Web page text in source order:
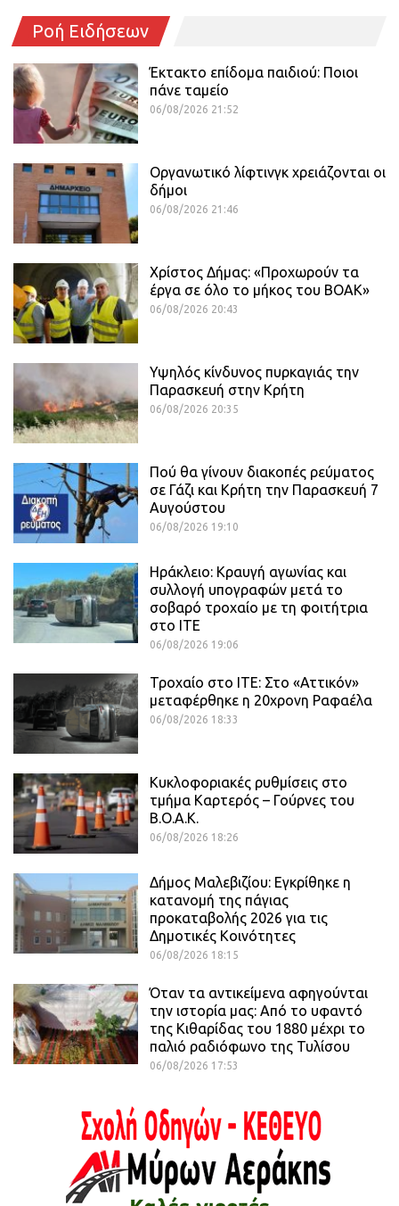
Ροή Ειδήσεων
Έκτακτο επίδομα παιδιού: Ποιοι
πάνε ταμείο
06/08/2026 21:52
Οργανωτικό λίφτινγκ χρειάζονται οι
δήμοι
06/08/2026 21:46
Χρίστος Δήμας: «Προχωρούν τα
έργα σε όλο το μήκος του ΒΟΑΚ»
06/08/2026 20:43
Υψηλός κίνδυνος πυρκαγιάς την
Παρασκευή στην Κρήτη
06/08/2026 20:35
Πού θα γίνουν διακοπές ρεύματος
σε Γάζι και Κρήτη την Παρασκευή 7
Αυγούστου
06/08/2026 19:10
Ηράκλειο: Κραυγή αγωνίας και
συλλογή υπογραφών μετά το
σοβαρό τροχαίο με τη φοιτήτρια
στο ΙΤΕ
06/08/2026 19:06
Τροχαίο στο ΙΤΕ: Στο «Αττικόν»
μεταφέρθηκε η 20χρονη Ραφαέλα
06/08/2026 18:33
Κυκλοφοριακές ρυθμίσεις στο
τμήμα Καρτερός – Γούρνες του
Β.Ο.Α.Κ.
06/08/2026 18:26
Δήμος Μαλεβιζίου: Εγκρίθηκε η
κατανομή της πάγιας
προκαταβολής 2026 για τις
Δημοτικές Κοινότητες
06/08/2026 18:15
Όταν τα αντικείμενα αφηγούνται
την ιστορία μας: Από το υφαντό
της Κιθαρίδας του 1880 μέχρι το
παλιό ραδιόφωνο της Τυλίσου
06/08/2026 17:53